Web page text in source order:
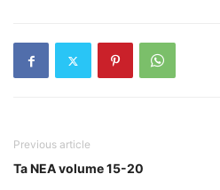
Previous article
Ta NEA volume 15-20